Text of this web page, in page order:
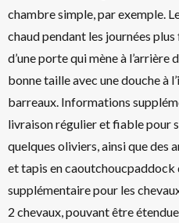
chambre simple, par exemple.
chaud pendant les journées
d’une porte qui mène à
bonne taille avec une douche à
barreaux. Informations
livraison régulier et fiable pour
quelques oliviers, ainsi que des
et tapis en caoutchoucpaddock
supplémentaire pour les
2 chevaux, pouvant être